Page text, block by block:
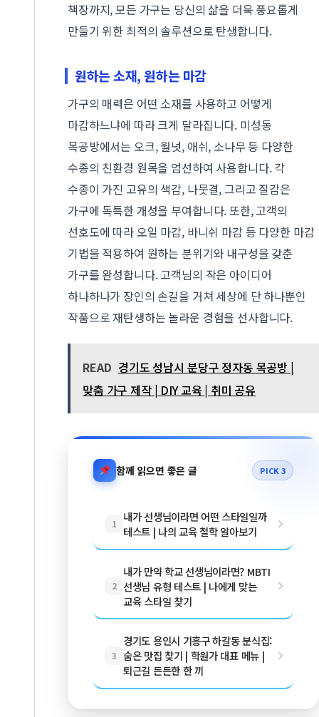
책장까지, 모든 가구는 당신의 삶을 더욱 풍요롭게
만들기 위한 최적의 솔루션으로 탄생합니다.
원하는 소재, 원하는 마감
가구의 매력은 어떤 소재를 사용하고 어떻게
마감하느냐에 따라 크게 달라집니다. 미성동
목공방에서는 오크, 월넛, 애쉬, 소나무 등 다양한
수종의 친환경 원목을 엄선하여 사용합니다. 각
수종이 가진 고유의 색감, 나뭇결, 그리고 질감은
가구에 독특한 개성을 부여합니다. 또한, 고객의
선호도에 따라 오일 마감, 바니쉬 마감 등 다양한 마감
기법을 적용하여 원하는 분위기와 내구성을 갖춘
가구를 완성합니다. 고객님의 작은 아이디어
하나하나가 장인의 손길을 거쳐 세상에 단 하나뿐인
작품으로 재탄생하는 놀라운 경험을 선사합니다.
READ 경기도 성남시 분당구 정자동 목공방 |
맞춤 가구 제작 | DIY 교육 | 취미 공유
함께 읽으면 좋은 글 PICK 3
1
내가 선생님이라면 어떤 스타일일까
테스트 | 나의 교육 철학 알아보기
2
내가 만약 학교 선생님이라면? MBTI
선생님 유형 테스트 | 나에게 맞는
교육 스타일 찾기
3
경기도 용인시 기흥구 하갈동 분식집:
숨은 맛집 찾기 | 학원가 대표 메뉴 |
퇴근길 든든한 한 끼